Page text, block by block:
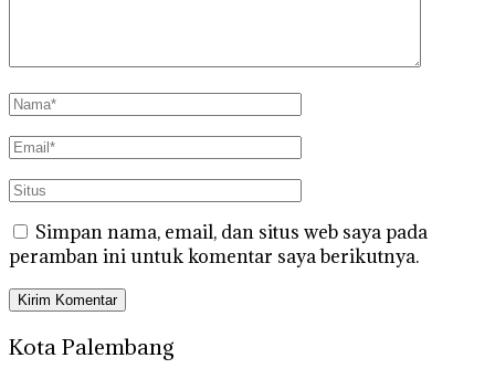
Simpan nama, email, dan situs web saya pada
peramban ini untuk komentar saya berikutnya.
Kota Palembang